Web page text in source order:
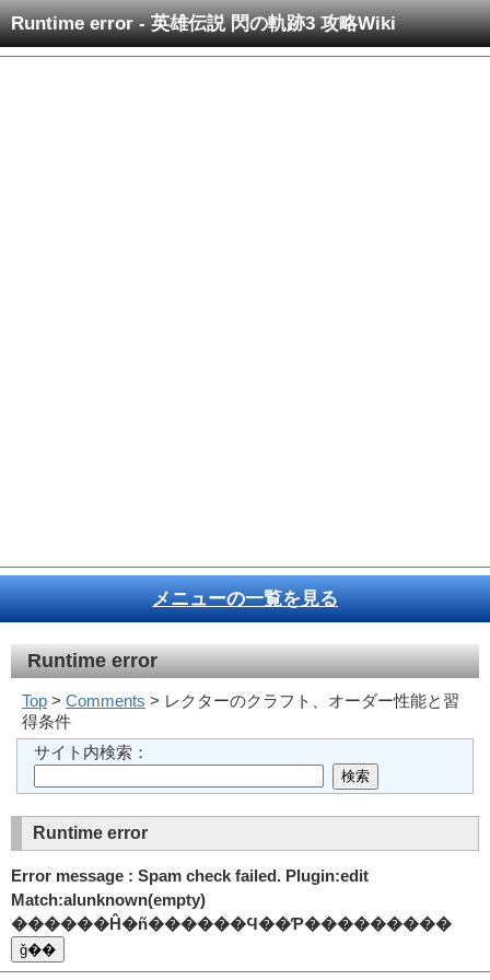
Runtime error - 英雄伝説 閃の軌跡3 攻略Wiki
メニューの一覧を見る
Runtime error
Top > Comments > レクターのクラフト、オーダー性能と習
得条件
サイト内検索：
Runtime error
Error message : Spam check failed. Plugin:edit
Match:alunknown(empty)
������Ĥ�ñ������Ϥ��Ƥ���������